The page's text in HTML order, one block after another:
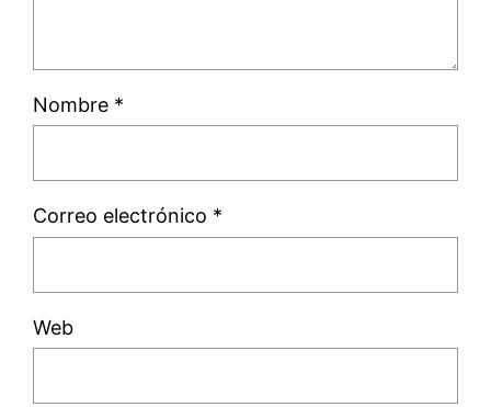
Nombre *
Correo electrónico *
Web